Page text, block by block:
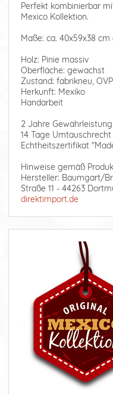
Perfekt kombinierbar
Mexico Kollektion.
Maße: ca. 40x59x38 cm
Holz: Pinie massiv
Oberfläche: gewachst
Zustand: fabrikneu,
Herkunft: Mexiko
Handarbeit
2 Jahre Gewährleistung
14 Tage
Echtheitszertifikat
Hinweise gemäß
Hersteller: Baumgart/
Straße 11 - 44263
direktimport.de